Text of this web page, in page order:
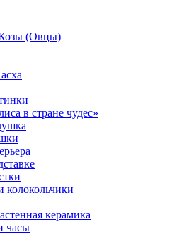
(Овцы)
в стране чудес»
колокольчики
керамика
часы